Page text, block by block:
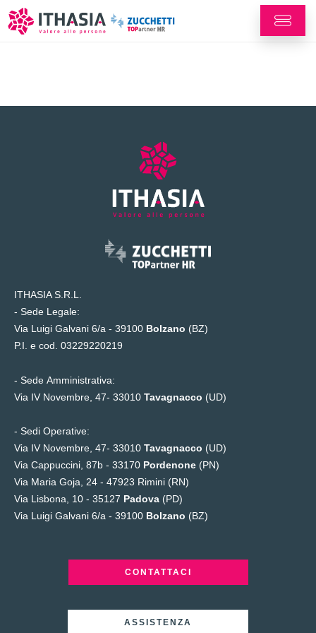
ITHASIA S.R.L.
- Sede Legale:
Via Luigi Galvani 6/a - 39100 Bolzano (BZ)
P.I. e cod. 03229220219
- Sede Amministrativa:
Via IV Novembre, 47- 33010 Tavagnacco (UD)
- Sedi Operative:
Via IV Novembre, 47- 33010 Tavagnacco (UD)
Via Cappuccini, 87b - 33170 Pordenone (PN)
Via Maria Goja, 24 - 47923 Rimini (RN)
Via Lisbona, 10 - 35127 Padova (PD)
Via Luigi Galvani 6/a - 39100 Bolzano (BZ)
CONTATTACI
ASSISTENZA